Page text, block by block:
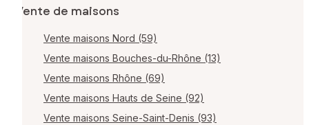
Vente de maisons
Vente maisons Nord (59)
Vente maisons Bouches-du-Rhône (13)
Vente maisons Rhône (69)
Vente maisons Hauts de Seine (92)
Vente maisons Seine-Saint-Denis (93)